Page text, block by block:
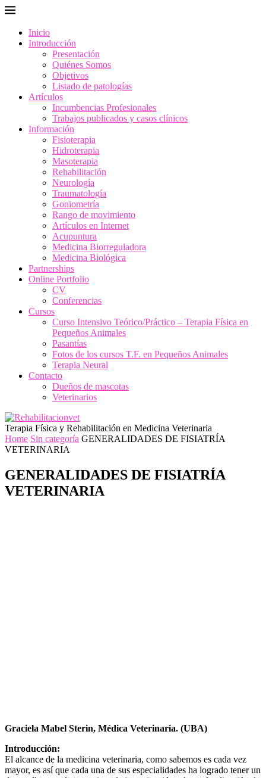
Inicio
Introducción
Presentación
Quiénes Somos
Objetivos
Listado de patologías
Artículos
Incumbencias Profesionales
Trabajos publicados y casos clínicos
Información
Fisioterapia
Hidroterapia
Masoterapia
Rehabilitación
Neurología
Traumatología
Goniometría
Rango de movimiento
Artículos en Internet
Acupuntura
Medicina Biorreguladora
Medicina Biológica
Partnerships
Online Portfolio
CV
Conferencias
Cursos
Curso Intensivo Teórico/Práctico – Terapia Física en
Pequeños Animales
Pasantías
Fotos de los cursos T.F. en Pequeños Animales
Terapia Neural
Contacto
Dueños de mascotas
Veterinarios
Terapia Física y Rehabilitación en Medicina Veterinaria
Home Sin categoría GENERALIDADES DE FISIATRÍA
VETERINARIA
GENERALIDADES DE FISIATRÍA
VETERINARIA
Graciela Mabel Sterin, Médica Veterinaria. (UBA)
Introducción:
El alcance de la medicina veterinaria, como sabemos es cada vez
mayor, es así que cada una de sus especialidades ha logrado tener un